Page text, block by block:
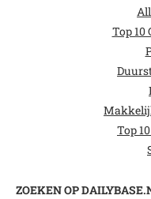
Top 10
Top
ZOEKEN OP